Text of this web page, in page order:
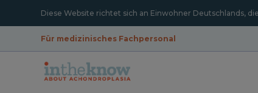
Diese Website richtet sich an Einwohner Deutschlands,
Für medizinisches Fachpersonal